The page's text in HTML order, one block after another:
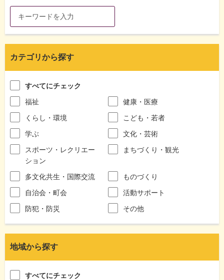
カテゴリから探す
すべてにチェック
福祉
健康・医療
くらし・環境
こども・若者
学ぶ
文化・芸術
スポーツ・レクリエー
ション
まちづくり・観光
多文化共生・国際交流
ものづくり
自治会・町会
活動サポート
防犯・防災
その他
地域から探す
すべてにチェック